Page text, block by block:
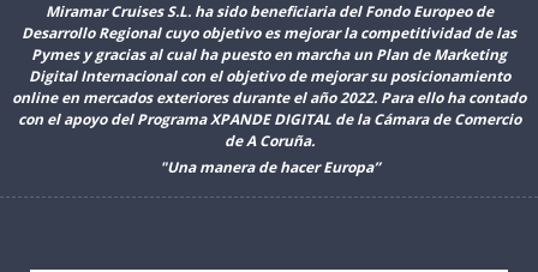
Miramar Cruises S.L. ha sido beneficiaria del Fondo Europeo de
Desarrollo Regional cuyo objetivo es mejorar la competitividad de las
Pymes y gracias al cual ha puesto en marcha un Plan de Marketing
Digital Internacional con el objetivo de mejorar su posicionamiento
online en mercados exteriores durante el año 2022. Para ello ha contado
con el apoyo del Programa XPANDE DIGITAL de la Cámara de Comercio
de A Coruña.
"Una manera de hacer Europa”